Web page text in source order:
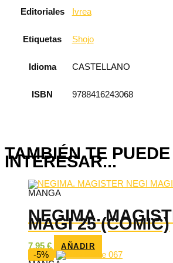
Editoriales Ivrea
Etiquetas Shojo
Idioma CASTELLANO
ISBN 9788416243068
TAMBIÉN TE PUEDE
INTERESAR...
MANGA
NEGIMA.
MAGI 25 (COMIC)
7,95 € AÑADIR
-5%